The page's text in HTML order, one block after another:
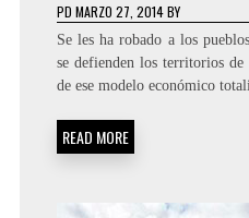
PD MARZO 27, 2014BY
Se les ha robado a los
se defienden los territorios
de ese modelo económico
READ MORE